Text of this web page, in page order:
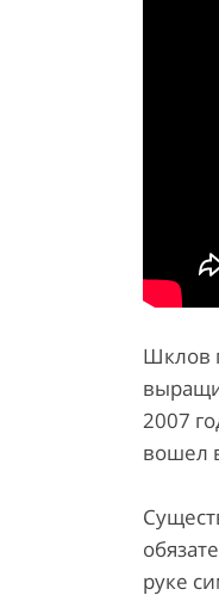
Шклов
2007
вошел
руке